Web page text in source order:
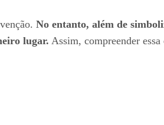
No entanto, além de
lugar. Assim, compreender